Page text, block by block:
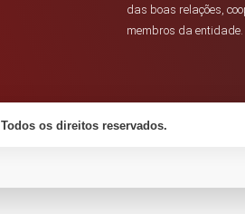
das boas relações,
membros da entidade.
Todos os direitos reservados.